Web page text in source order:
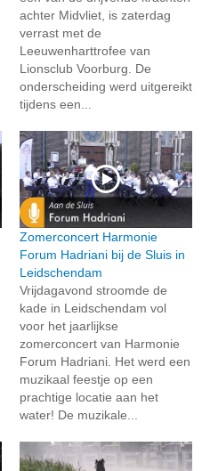
achter Midvliet, is zaterdag
verrast met de
Leeuwenharttrofee van
Lionsclub Voorburg. De
onderscheiding werd uitgereikt
tijdens een...
Zomerconcert Harmonie
Forum Hadriani bij de Sluis in
Leidschendam
Vrijdagavond stroomde de
kade in Leidschendam vol
voor het jaarlijkse
zomerconcert van Harmonie
Forum Hadriani. Het werd een
muzikaal feestje op een
prachtige locatie aan het
water! De muzikale...